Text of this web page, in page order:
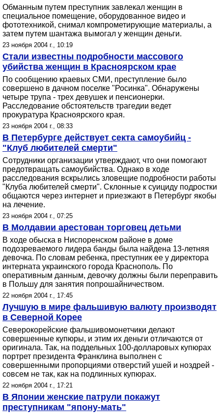
Обманным путем преступник завлекал женщин в
специальное помещение, оборудованное видео и
фототехникой, снимал компрометирующие материалы, а
затем путем шантажа вымогал у женщин деньги.
23 ноября 2004 г., 10:19
Стали известны подробности массового
убийства женщин в Красноярском крае
По сообщению краевых СМИ, преступление было
совершено в дачном поселке "Росинка". Обнаружены
четыре трупа - трех девушек и пенсионерки.
Расследование обстоятельств трагедии ведет
прокуратура Красноярского края.
23 ноября 2004 г., 08:33
В Петербурге действует секта самоубийц -
"Клуб любителей смерти"
Сотрудники организации утверждают, что они помогают
предотвращать самоубийства. Однако в ходе
расследования вскрылись зловещие подробности работы
"Клуба любителей смерти". Склонные к суициду подростки
общаются через интернет и приезжают в Петербург якобы
на лечение.
23 ноября 2004 г., 07:25
В Молдавии арестован торговец детьми
В ходе обыска в Ниспоренском районе в доме
подозреваемого лидера банды была найдена 13-летняя
девочка. По словам ребенка, преступник ее у директора
интерната украинского города Краснополь. По
оперативным данным, девочку должны были переправить
в Польшу для занятия попрошайничеством.
22 ноября 2004 г., 17:45
Лучшую в мире фальшивую валюту производят
в Северной Корее
Северокорейские фальшивомонетчики делают
совершенные купюры, и этим их деньги отличаются от
оригинала. Так, на поддельных 100-долларовых купюрах
портрет президента Франклина выполнен с
совершенными пропорциями отверстий ушей и ноздрей -
совсем не так, как на подлинных купюрах.
22 ноября 2004 г., 17:21
В Японии женские патрули покажут
преступникам "япону-мать"